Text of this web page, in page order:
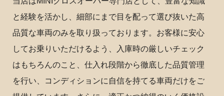
と経験を活かし、細部にまで目を配って選び抜いた高
品質な車両のみを取り扱っております。お客様に安心
してお乗りいただけるよう、入庫時の厳しいチェック
はもちろんのこと、仕入れ段階から徹底した品質管理
を行い、コンディションに自信を持てる車両だけをご